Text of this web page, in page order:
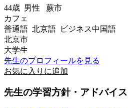
44歳 男性 蕨市
カフェ
普通語 北京語 ビジネス中国語
北京市
大学生
先生のプロフィールを見る
お気に入りに追加
先生の学習方針・アドバイス